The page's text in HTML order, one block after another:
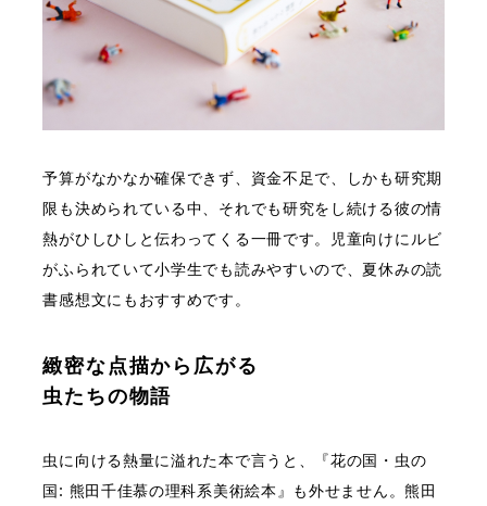
予算がなかなか確保できず、資金不足で、しかも研究期
限も決められている中、それでも研究をし続ける彼の情
熱がひしひしと伝わってくる一冊です。児童向けにルビ
がふられていて小学生でも読みやすいので、夏休みの読
書感想文にもおすすめです。
緻密な点描から広がる
虫たちの物語
虫に向ける熱量に溢れた本で言うと、『花の国・虫の
国: 熊田千佳慕の理科系美術絵本』も外せません。熊田